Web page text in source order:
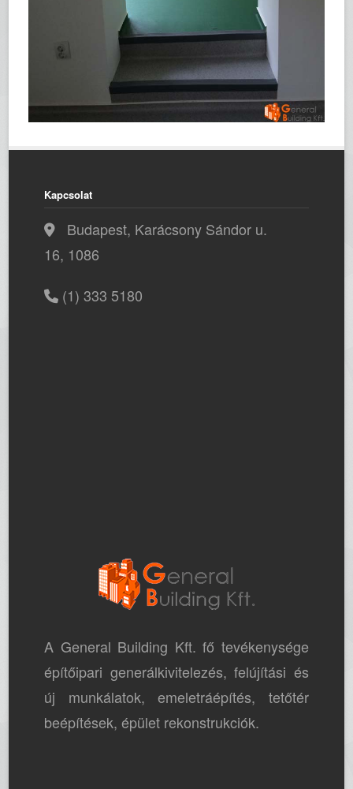
Kapcsolat
Budapest, Karácsony Sándor u.
16, 1086
(1) 333 5180
A General Building Kft. fő tevékenysége
építőipari generálkivitelezés, felújítási és
új munkálatok, emeletráépítés, tetőtér
beépítések, épület rekonstrukciók.